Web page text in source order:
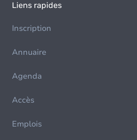
Liens rapides
Inscription
Annuaire
Agenda
Accès
Emplois